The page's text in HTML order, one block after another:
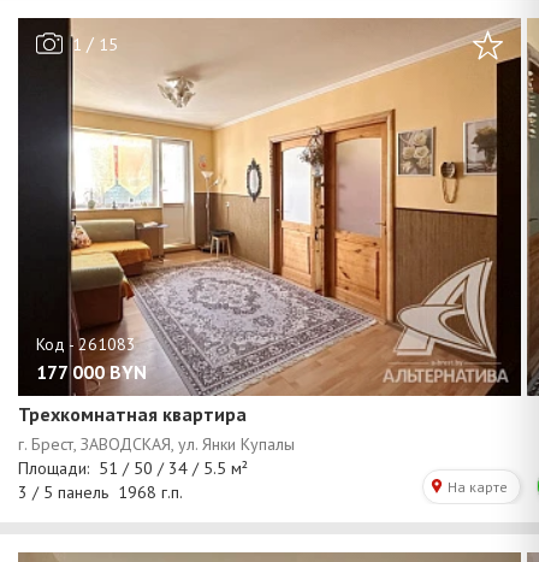
1 / 15
177 000 BYN
Трехкомнатная квартира